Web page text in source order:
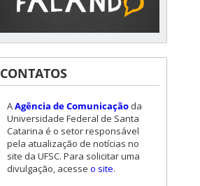
CONTATOS
AAgência de Comunicação da
Universidade Federal de Santa
Catarina é o setor responsável
pela atualização de notícias no
site da UFSC. Para solicitar uma
divulgação, acesse o site.